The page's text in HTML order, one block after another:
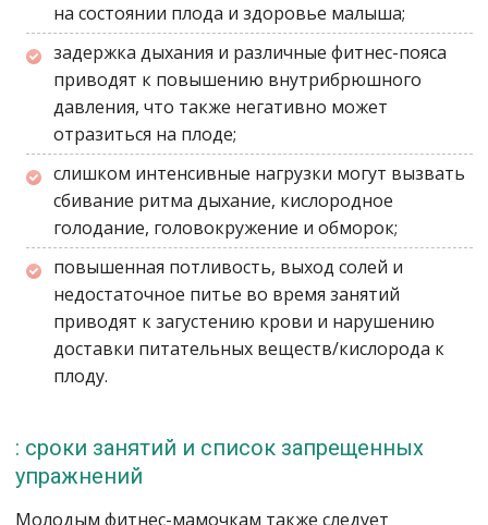
на состоянии плода и здоровье малыша;
задержка дыхания и различные фитнес-пояса
приводят к повышению внутрибрюшного
давления, что также негативно может
отразиться на плоде;
слишком интенсивные нагрузки могут вызвать
сбивание ритма дыхание, кислородное
голодание, головокружение и обморок;
повышенная потливость, выход солей и
недостаточное питье во время занятий
приводят к загустению крови и нарушению
доставки питательных веществ/кислорода к
плоду.
: сроки занятий и список запрещенных
упражнений
Молодым фитнес-мамочкам также следует